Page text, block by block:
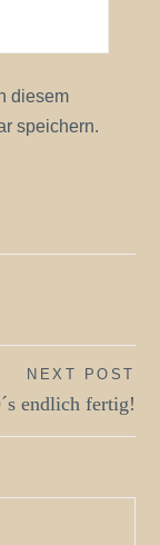
diesem
speichern.
NEXT POST
endlich fertig!